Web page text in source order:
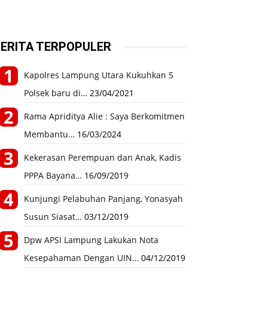
TERPOPULER
Kapolres Lampung Utara Kukuhkan 5
Polsek baru di… 23/04/2021
Rama Apriditya Alie : Saya Berkomitmen
Membantu… 16/03/2024
Kekerasan Perempuan dan Anak, Kadis
PPPA Bayana… 16/09/2019
Kunjungi Pelabuhan Panjang, Yonasyah
Susun Siasat… 03/12/2019
Dpw APSI Lampung Lakukan Nota
Kesepahaman Dengan UIN… 04/12/2019